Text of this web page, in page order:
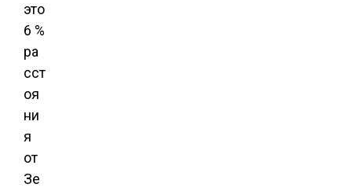
это
6 %
ра
сст
оя
ни
я
от
Зе